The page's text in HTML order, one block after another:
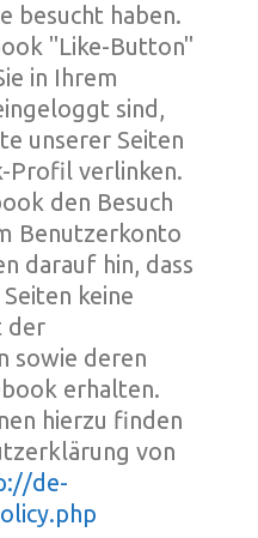
besucht haben.
"Like-Button"
in Ihrem
sind,
unserer Seiten
Profil verlinken.
den Besuch
Benutzerkonto
darauf hin, dass
keine
der
sowie deren
erhalten.
hierzu finden
von
de-